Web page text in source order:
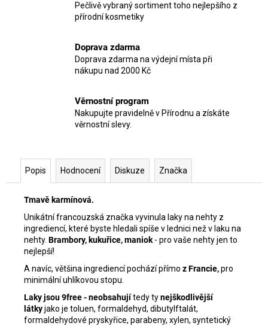
Pečlivě vybraný sortiment toho nejlepšího z
přírodní kosmetiky
Doprava zdarma
Doprava zdarma na výdejní místa při
nákupu nad 2000 Kč
Věrnostní program
Nakupujte pravidelně v Přírodnu a získáte
věrnostní slevy.
Popis Hodnocení Diskuze Značka
Tmavě karmínová.
Unikátní francouzská značka vyvinula laky na nehty z
ingrediencí, které byste hledali spíše v lednici než v laku na
nehty. Brambory, kukuřice, maniok - pro vaše nehty jen to
nejlepší!
A navíc, většina ingrediencí pochází přímo z Francie,pro
minimální uhlíkovou stopu.
Laky jsou 9free - neobsahujítedy tynejškodlivější
látkyjako je toluen, formaldehyd, dibutylftalát,
formaldehydové pryskyřice, parabeny, xylen, syntetický